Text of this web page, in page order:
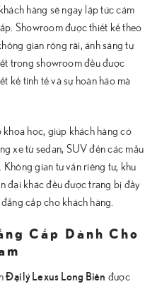
hàng sẽ ngay lập tức cảm
Showroom được thiết kế theo
gian rộng rãi, ánh sáng tự
trong showroom đều được
kế tinh tế và sự hoàn hảo mà
học, giúp khách hàng có
xe từ sedan, SUV đến các mẫu
gian tư vấn riêng tư, khu
đại khác đều được trang bị đầy
cấp cho khách hàng.
Cấp Dành Cho
Đại lý Lexus Long Biên được